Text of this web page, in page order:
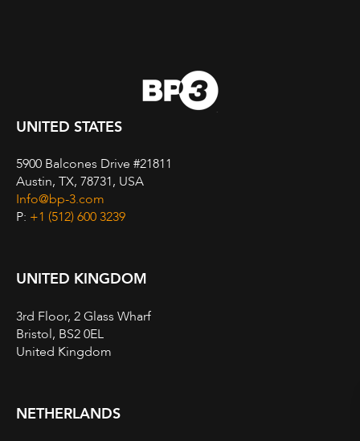
UNITED STATES
5900 Balcones Drive #21811
Austin, TX, 78731, USA
Info@bp-3.com
P: +1 (512) 600 3239
UNITED KINGDOM
3rd Floor, 2 Glass Wharf
Bristol, BS2 0EL
United Kingdom
NETHERLANDS